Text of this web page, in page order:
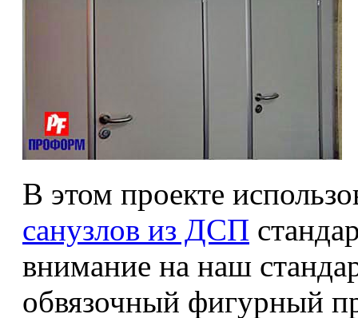
В этом проекте
санузлов из ДСП
внимание на наш
обвязочный фигурный